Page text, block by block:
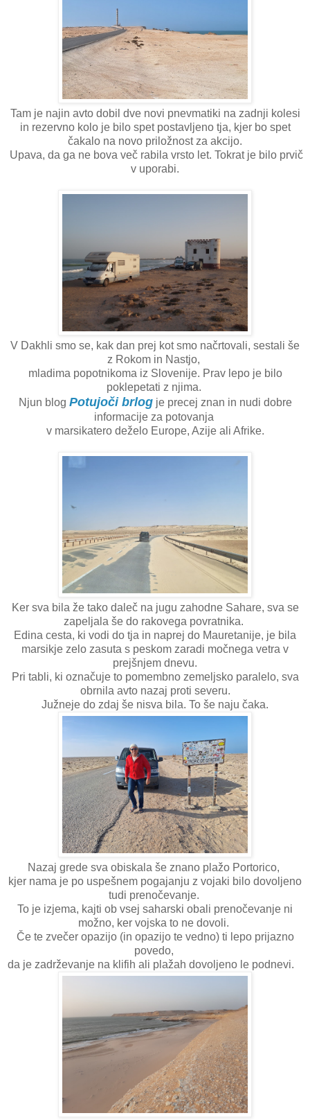
Tam je najin avto dobil dve novi pnevmatiki na zadnji kolesi
in rezervno kolo je bilo spet postavljeno tja, kjer bo spet
čakalo na novo priložnost za akcijo.
Upava, da ga ne bova več rabila vrsto let. Tokrat je bilo prvič
v uporabi.
V Dakhli smo se, kak dan prej kot smo načrtovali, sestali še
z Rokom in Nastjo,
mladima popotnikoma iz Slovenije. Prav lepo je bilo
poklepetati z njima.
Njun blog Potujoči brlogje precej znan in nudi dobre
informacije za potovanja
v marsikatero deželo Europe, Azije ali Afrike.
Ker sva bila že tako daleč na jugu zahodne Sahare, sva se
zapeljala še do rakovega povratnika.
Edina cesta, ki vodi do tja in naprej do Mauretanije, je bila
marsikje zelo zasuta s peskom zaradi močnega vetra v
prejšnjem dnevu.
Pri tabli, ki označuje to pomembno zemeljsko paralelo, sva
obrnila avto nazaj proti severu.
Južneje do zdaj še nisva bila. To še naju čaka.
Nazaj grede sva obiskala še znano plažo Portorico,
kjer nama je po uspešnem pogajanju z vojaki bilo dovoljeno
tudi prenočevanje.
To je izjema, kajti ob vsej saharski obali prenočevanje ni
možno, ker vojska to ne dovoli.
Če te zvečer opazijo (in opazijo te vedno) ti lepo prijazno
povedo,
da je zadrževanje na klifih ali plažah dovoljeno le podnevi.